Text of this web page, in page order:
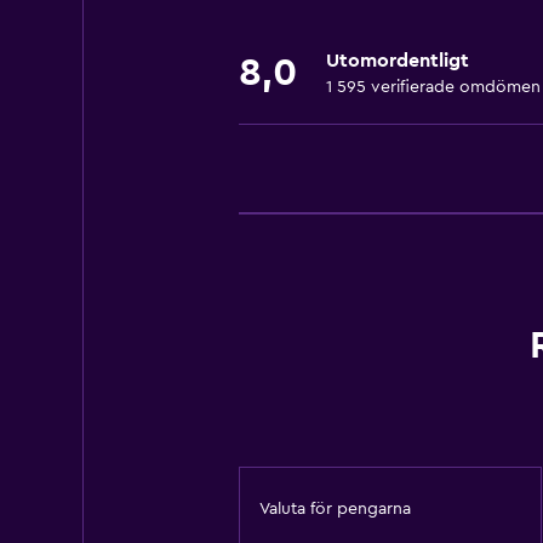
Brandsläckare
8,0 Utomordentligt
1 595 verifierade omdömen
Valuta för pengarna